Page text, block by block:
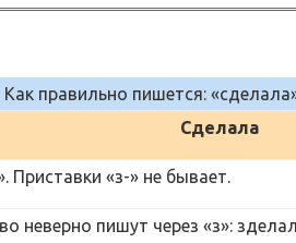
Как правильно пишется:
Сделала
Приставки «з-» не бывает.
неверно пишут через «з»: